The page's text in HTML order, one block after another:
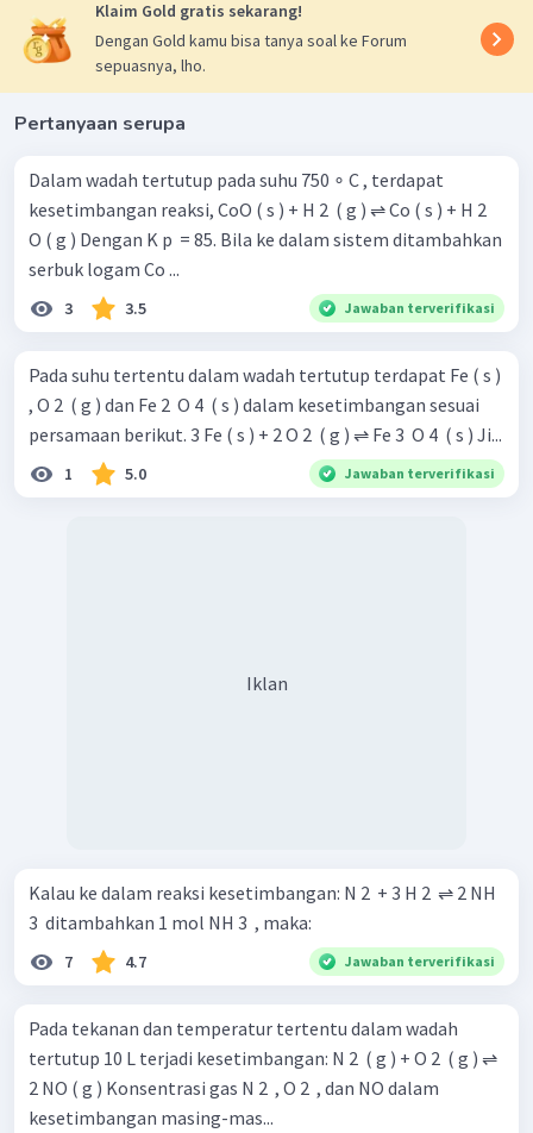
Klaim Gold gratis sekarang!
Dengan Gold kamu bisa tanya soal ke Forum
sepuasnya, lho.
Pertanyaan serupa
Dalam wadah tertutup pada suhu 750 ∘ C , terdapat
kesetimbangan reaksi, CoO ( s ) + H 2 ​ ( g ) ⇌ Co ( s ) + H 2 ​
O ( g ) Dengan K p ​ = 85. Bila ke dalam sistem ditambahkan
serbuk logam Co ...
3 3.5 Jawaban terverifikasi
Pada suhu tertentu dalam wadah tertutup terdapat Fe ( s )
, O 2 ​ ( g ) dan Fe 2 ​ O 4 ​ ( s ) dalam kesetimbangan sesuai
persamaan berikut. 3 Fe ( s ) + 2 O 2 ​ ( g ) ⇌ Fe 3 ​ O 4 ​ ( s ) Ji...
1 5.0 Jawaban terverifikasi
Iklan
Kalau ke dalam reaksi kesetimbangan: N 2 ​ + 3 H 2 ​ ⇌ 2 NH
3 ​ ditambahkan 1 mol NH 3 ​ , maka:
7 4.7 Jawaban terverifikasi
Pada tekanan dan temperatur tertentu dalam wadah
tertutup 10 L terjadi kesetimbangan: N 2 ​ ( g ) + O 2 ​ ( g ) ⇌
2 NO ( g ) Konsentrasi gas N 2 ​ , O 2 ​ , dan NO dalam
kesetimbangan masing-mas...